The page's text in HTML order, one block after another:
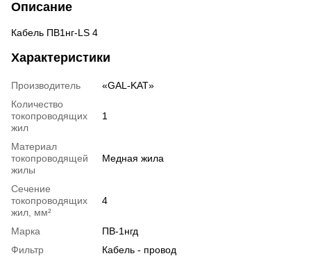
Описание
Кабель ПВ1нг-LS 4
Характеристики
Производитель
«GAL-KAT»
Количество
токопроводящих
жил
1
Материал
токопроводящей
жилы
Медная жила
Сечение
токопроводящих
жил, мм²
4
Марка
ПВ-1нгд
Фильтр
Кабель - провод